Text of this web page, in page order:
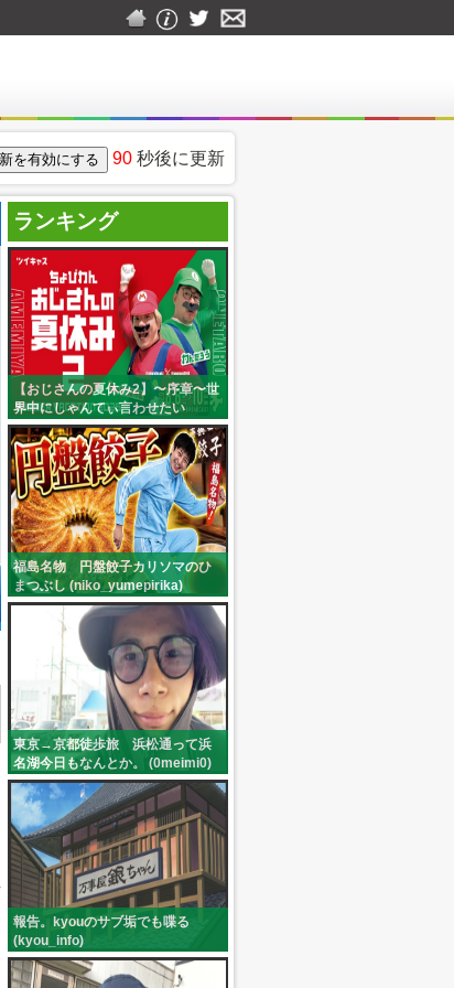
90秒後に更新
ランキング
【おじさんの夏休み2】〜序章〜世
界中にしゃんてぃ言わせたい
(c:shantionetaro)
福島名物 円盤餃子カリソマのひ
まつぶし (niko_yumepirika)
東京→京都徒歩旅 浜松通って浜
名湖今日もなんとか。 (0meimi0)
報告。kyouのサブ垢でも喋る
(kyou_info)